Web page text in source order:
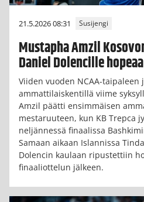
21.5.2026 08:31 Susijengi
Mustapha Amzil
Daniel Dolencille
Viiden vuoden NCAA-taipaleen
ammattilaiskentillä viime
Amzil päätti ensimmäisen
mestaruuteen, kun KB Trepca
neljännessä finaalissa
Samaan aikaan Islannissa
Dolencin kaulaan ripustettiin
finaaliottelun jälkeen.